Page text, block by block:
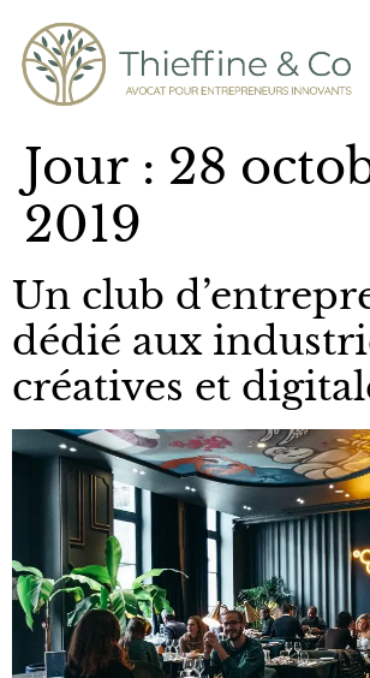
Jour : 28
2019
Un club
dédié aux
créatives et